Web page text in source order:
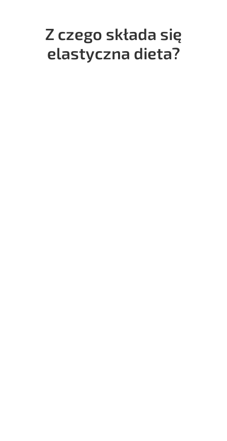
Z czego składa się
elastyczna dieta?